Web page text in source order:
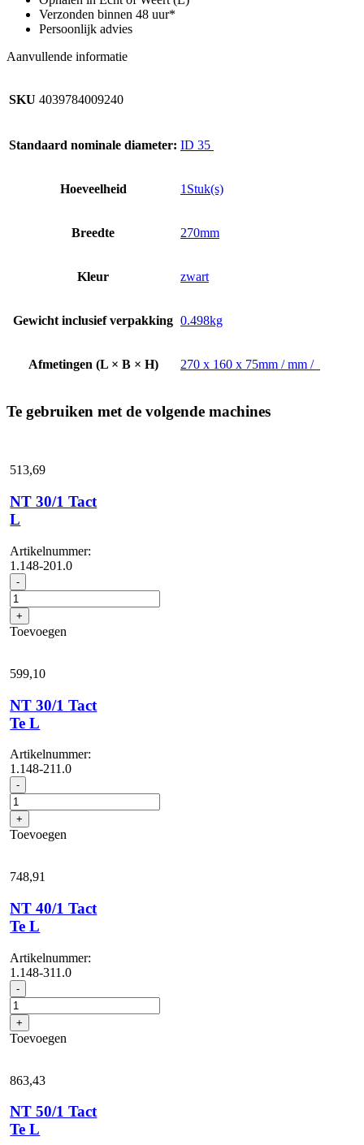
Verzonden binnen 48 uur*
Persoonlijk advies
Aanvullende informatie
SKU 4039784009240
Standaard nominale diameter: ID 35
Hoeveelheid 1Stuk(s)
Breedte 270mm
Kleur zwart
Gewicht inclusief verpakking 0.498kg
Afmetingen (L × B × H) 270 x 160 x 75mm / mm /
Te gebruiken met de volgende machines
513,69
NT 30/1 Tact
L
Artikelnummer:
1.148-201.0
- NT
30/1
Tact
L
aantal
+
Toevoegen
599,10
NT 30/1 Tact
Te L
Artikelnummer:
1.148-211.0
- NT
30/1
Tact
Te
L
+
Toevoegen
748,91
NT 40/1 Tact
Te L
Artikelnummer:
1.148-311.0
- NT
40/1
Tact
Te
L
+
Toevoegen
863,43
NT 50/1 Tact
Te L